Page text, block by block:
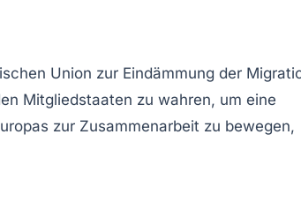
Union zur Eindämmung der
Mitgliedstaaten zu wahren, um eine
zur Zusammenarbeit zu bewegen,